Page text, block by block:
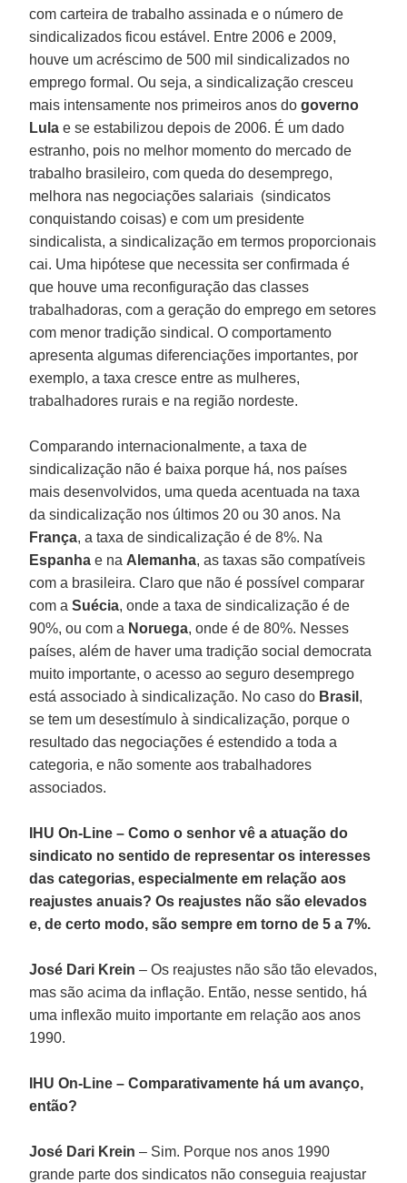
com carteira de trabalho assinada e o número de
sindicalizados ficou estável. Entre 2006 e 2009,
houve um acréscimo de 500 mil sindicalizados no
emprego formal. Ou seja, a sindicalização cresceu
mais intensamente nos primeiros anos dogoverno
Lulae se estabilizou depois de 2006. É um dado
estranho, pois no melhor momento do mercado de
trabalho brasileiro, com queda do desemprego,
melhora nas negociações salariais (sindicatos
conquistando coisas) e com um presidente
sindicalista, a sindicalização em termos proporcionais
cai. Uma hipótese que necessita ser confirmada é
que houve uma reconfiguração das classes
trabalhadoras, com a geração do emprego em setores
com menor tradição sindical. O comportamento
apresenta algumas diferenciações importantes, por
exemplo, a taxa cresce entre as mulheres,
trabalhadores rurais e na região nordeste.
Comparando internacionalmente, a taxa de
sindicalização não é baixa porque há, nos países
mais desenvolvidos, uma queda acentuada na taxa
da sindicalização nos últimos 20 ou 30 anos. Na
França, a taxa de sindicalização é de 8%. Na
Espanhae na Alemanha, as taxas são compatíveis
com a brasileira. Claro que não é possível comparar
com aSuécia, onde a taxa de sindicalização é de
90%, ou com a Noruega, onde é de 80%. Nesses
países, além de haver uma tradição social democrata
muito importante, o acesso ao seguro desemprego
está associado à sindicalização. No caso do Brasil ,
se tem um desestímulo à sindicalização, porque o
resultado das negociações é estendido a toda a
categoria, e não somente aos trabalhadores
associados.
IHU On-Line – Como o senhor vê a atuação do
sindicato no sentido de representar os interesses
das categorias, especialmente em relação aos
reajustes anuais? Os reajustes não são elevados
e, de certo modo, são sempre em torno de 5 a 7%.
José Dari Krein – Os reajustes não são tão elevados,
mas são acima da inflação. Então, nesse sentido, há
uma inflexão muito importante em relação aos anos
1990.
IHU On-Line – Comparativamente há um avanço,
então?
José Dari Krein – Sim. Porque nos anos 1990
grande parte dos sindicatos não conseguia reajustar